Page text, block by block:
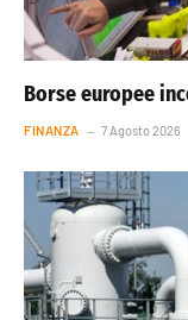
Borse europee
FINANZA 7 Agosto 2026